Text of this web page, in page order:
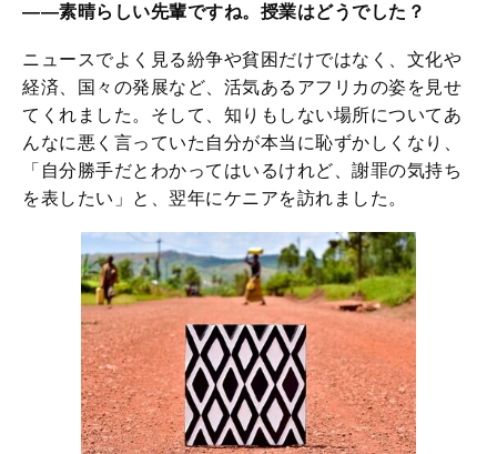
――素晴らしい先輩ですね。授業はどうでした？
ニュースでよく見る紛争や貧困だけではなく、文化や
経済、国々の発展など、活気あるアフリカの姿を見せ
てくれました。そして、知りもしない場所についてあ
んなに悪く言っていた自分が本当に恥ずかしくなり、
「自分勝手だとわかってはいるけれど、謝罪の気持ち
を表したい」と、翌年にケニアを訪れました。